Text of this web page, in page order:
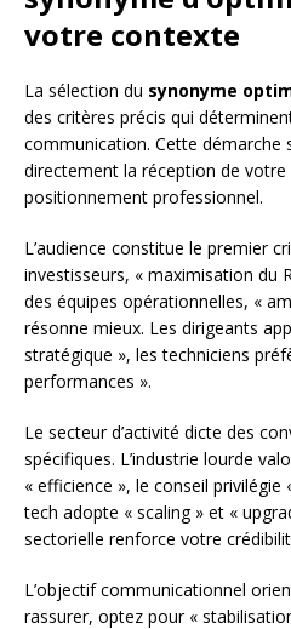
votre contexte
La sélection du synonyme
des critères précis qui
communication. Cette démarche
directement la réception de
positionnement professionnel.
L’audience constitue le premier
investisseurs, « maximisation du
des équipes opérationnelles, «
résonne mieux. Les dirigeants
stratégique », les techniciens
performances ».
Le secteur d’activité dicte des
spécifiques. L’industrie lourde
« efficience », le conseil
tech adopte « scaling » et «
sectorielle renforce votre
L’objectif communicationnel
rassurer, optez pour «